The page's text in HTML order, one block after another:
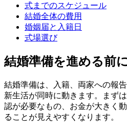
式までのスケジュール
結婚全体の費用
婚姻届と入籍日
式場選び
結婚準備を進める前
結婚準備は、入籍、両家への報
新生活が同時に動きます。まず
認が必要なもの、お金が大きく
ることが見えやすくなります。